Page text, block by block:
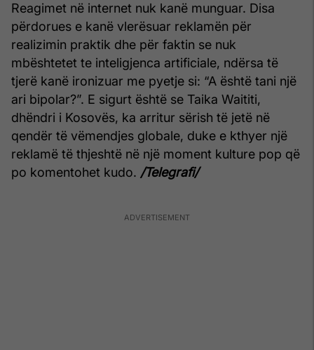
Reagimet në internet nuk kanë munguar. Disa
përdorues e kanë vlerësuar reklamën për
realizimin praktik dhe për faktin se nuk
mbështetet te inteligjenca artificiale, ndërsa të
tjerë kanë ironizuar me pyetje si: “A është tani një
ari bipolar?”. E sigurt është se Taika Waititi,
dhëndri i Kosovës, ka arritur sërish të jetë në
qendër të vëmendjes globale, duke e kthyer një
reklamë të thjeshtë në një moment kulture pop që
po komentohet kudo. /Telegrafi/